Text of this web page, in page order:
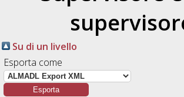
Su di un livello
Esporta come